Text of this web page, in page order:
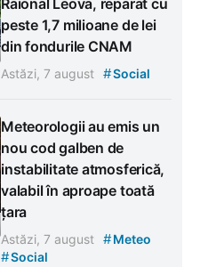
Raional Leova, reparat cu
peste 1,7 milioane de lei
din fondurile CNAM
Astăzi, 7 august #Social
Meteorologii au emis un
nou cod galben de
instabilitate atmosferică,
valabil în aproape toată
țara
Astăzi, 7 august #Meteo
#Social